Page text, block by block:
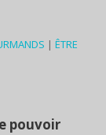
| ÊTRE
pouvoir